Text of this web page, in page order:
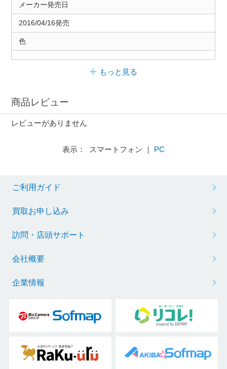
メーカー発売日
2016/04/16発売
色
もっと見る
商品レビュー
レビューがありません
表示： スマートフォン ｜ PC
ご利用ガイド
買取お申し込み
訪問・店頭サポート
会社概要
企業情報